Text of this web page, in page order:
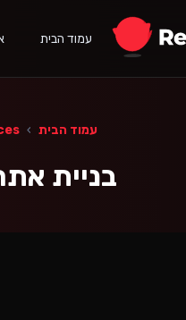
עמוד הבית
עמוד הבית ›
בניית